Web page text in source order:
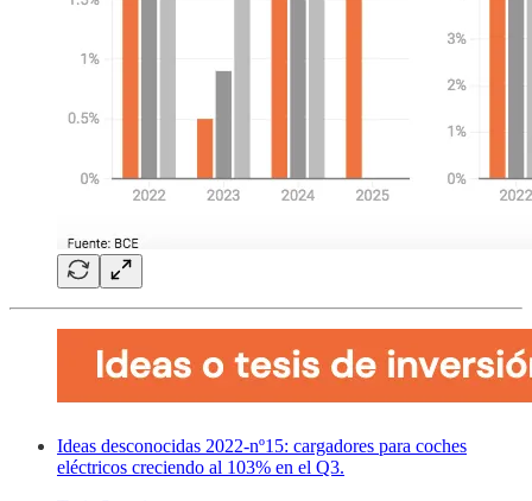
Ideas desconocidas 2022-nº15: cargadores para coches
eléctricos creciendo al 103% en el Q3.